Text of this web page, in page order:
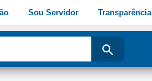
Sou Servidor Transparência
search